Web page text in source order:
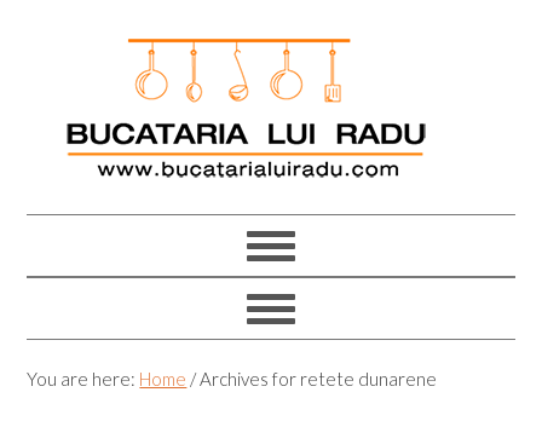
You are here: Home /Archives for retete dunarene